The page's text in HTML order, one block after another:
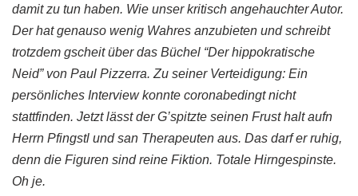
damit zu tun haben. Wie unser kritisch angehauchter Autor.
Der hat genauso wenig Wahres anzubieten und schreibt
trotzdem gscheit über das Büchel “Der hippokratische
Neid” von Paul Pizzerra. Zu seiner Verteidigung: Ein
persönliches Interview konnte coronabedingt nicht
stattfinden. Jetzt lässt der G’spitzte seinen Frust halt aufn
Herrn Pfingstl und san Therapeuten aus. Das darf er ruhig,
denn die Figuren sind reine Fiktion. Totale Hirngespinste.
Oh je.